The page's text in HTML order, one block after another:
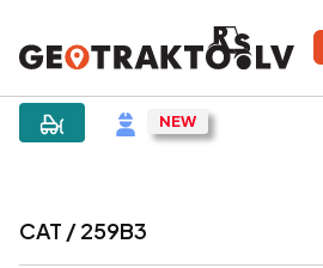
|Объявление
CAT / 259B3